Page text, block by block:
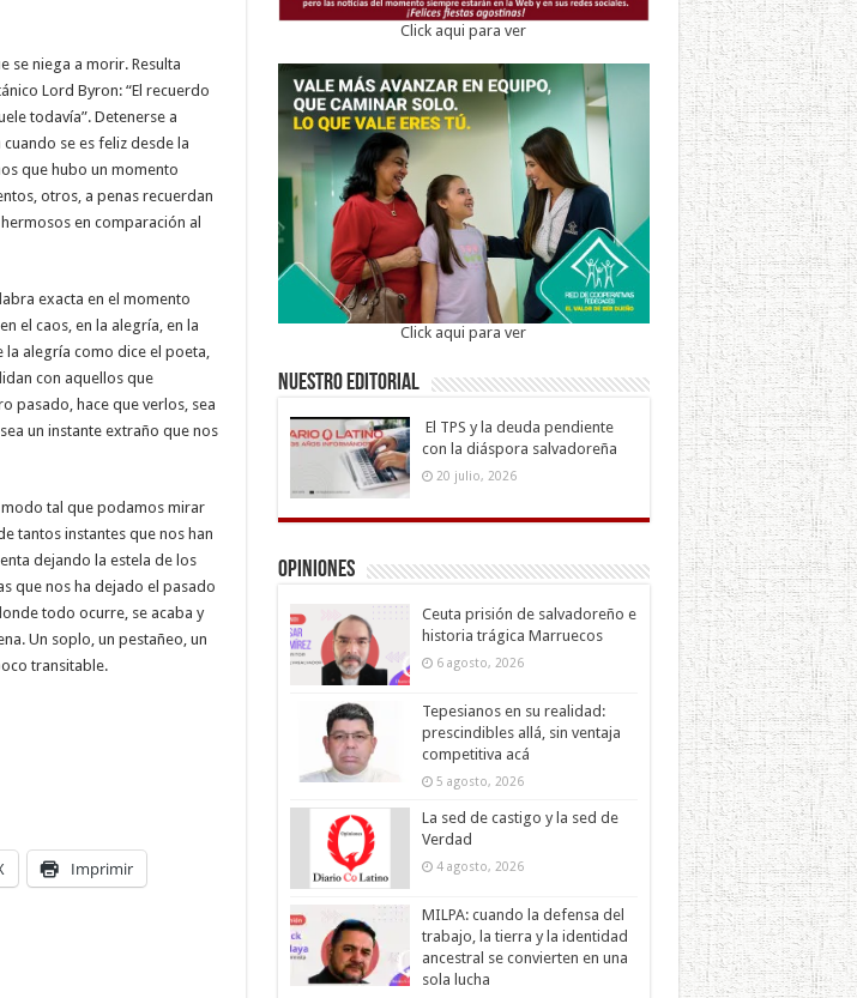
se niega a morir. Resulta
Lord Byron: “El recuerdo
todavía”. Detenerse a
se es feliz desde la
que hubo un momento
otros, a penas recuerdan
en comparación al
exacta en el momento
el caos, en la alegría, en la
alegría como dice el poeta,
con aquellos que
pasado, hace que verlos, sea
un instante extraño que nos
modo tal que podamos mirar
tantos instantes que nos han
dejando la estela de los
que nos ha dejado el pasado
todo ocurre, se acaba y
Un soplo, un pestañeo, un
transitable.
Imprimir
Click aqui para ver
Click aqui para ver
Nuestro Editorial
El TPS y la deuda pendiente
con la diáspora salvadoreña
20 julio, 2026
Opiniones
Ceuta prisión de salvadoreño e
historia trágica Marruecos
6 agosto, 2026
Tepesianos en su realidad:
prescindibles allá, sin ventaja
competitiva acá
5 agosto, 2026
La sed de castigo y la sed de
Verdad
4 agosto, 2026
MILPA: cuando la defensa del
trabajo, la tierra y la identidad
ancestral se convierten en una
sola lucha